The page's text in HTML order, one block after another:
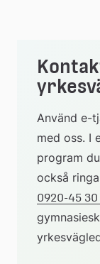
Använd e-
med oss. I
program
0920-45